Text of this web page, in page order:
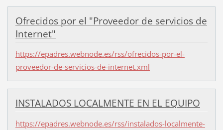
Ofrecidos por el "Proveedor de servicios de
Internet"
https://epadres.webnode.es/rss/ofrecidos-por-el-
proveedor-de-servicios-de-internet.xml
INSTALADOS LOCALMENTE EN EL EQUIPO
https://epadres.webnode.es/rss/instalados-localmente-